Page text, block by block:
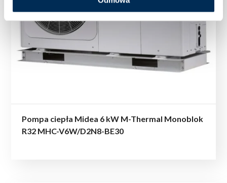
Pompa ciepła Midea 6 kW M-Thermal Monoblok
R32 MHC-V6W/D2N8-BE30